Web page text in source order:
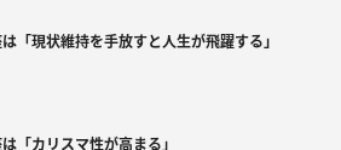
「現状維持を手放すと人生が飛躍する」
「カリスマ性が高まる」